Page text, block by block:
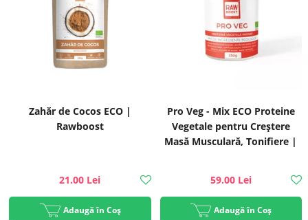
Zahăr de Cocos ECO |
Rawboost
21.00 Lei
Adaugă în Coș
Pro Veg - Mix ECO Proteine
Vegetale pentru Creștere
Masă Musculară, Tonifiere |
59.00 Lei
Adaugă în Coș